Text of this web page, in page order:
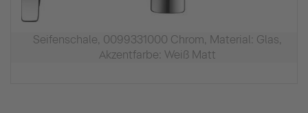
Seifenschale, 0099331000 Chrom, Material: Glas,
Akzentfarbe: Weiß Matt